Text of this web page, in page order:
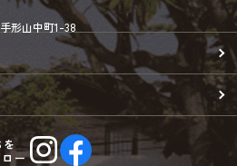
形山中町1-38
を
ー